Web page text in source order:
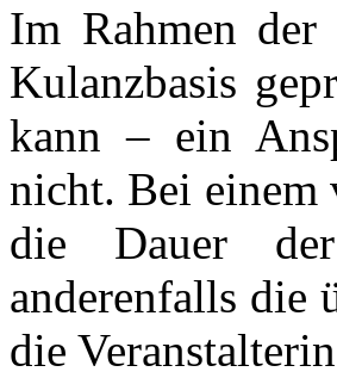
Im Rahmen
Kulanzbasis
kann – ein
nicht. Bei einem
die Dauer
anderenfalls die
die